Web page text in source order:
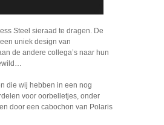
Steel sieraad te dragen. De
uniek design van
de andere collega’s naar hun
die wij hebben in een nog
voor oorbelletjes, onder
door een cabochon van Polaris